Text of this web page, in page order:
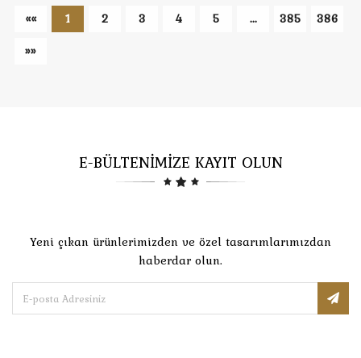
«« 1 2 3 4 5 ... 385
386
»»
E-BÜLTENİMİZE KAYIT OLUN
Yeni çıkan ürünlerimizden ve özel tasarımlarımızdan
haberdar olun.